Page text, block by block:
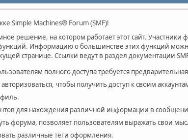
Simple Machines® Forum (SMF)!
решение, на котором работает этот сайт. Участники
Информацию о большинстве этих функций
странице. Ссылки ведут в раздел документации
полного доступа требуется
чтобы получить доступ к своим
для нахождения различной информации в
форума, позволяет пользователям выражать свои
различные теги оформления.